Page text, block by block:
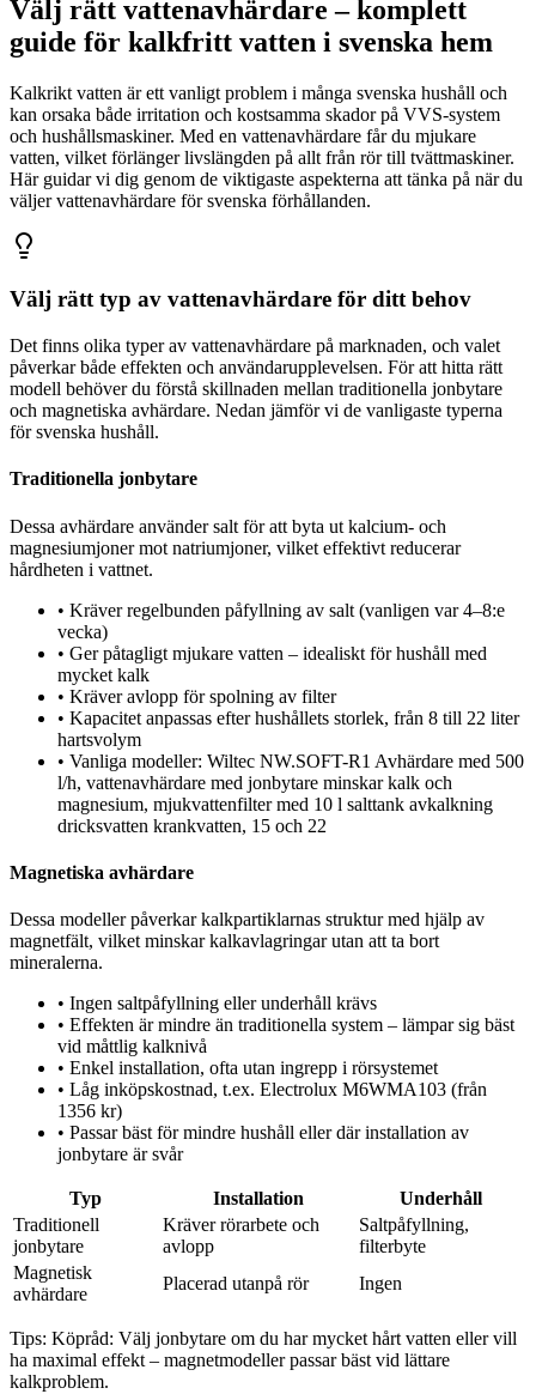
Välj rätt vattenavhärdare – komplett
guide för kalkfritt vatten i svenska hem
Kalkrikt vatten är ett vanligt problem i många svenska hushåll och
kan orsaka både irritation och kostsamma skador på VVS-system
och hushållsmaskiner. Med en vattenavhärdare får du mjukare
vatten, vilket förlänger livslängden på allt från rör till tvättmaskiner.
Här guidar vi dig genom de viktigaste aspekterna att tänka på när du
väljer vattenavhärdare för svenska förhållanden.
Välj rätt typ av vattenavhärdare för ditt behov
Det finns olika typer av vattenavhärdare på marknaden, och valet
påverkar både effekten och användarupplevelsen. För att hitta rätt
modell behöver du förstå skillnaden mellan traditionella jonbytare
och magnetiska avhärdare. Nedan jämför vi de vanligaste typerna
för svenska hushåll.
Traditionella jonbytare
Dessa avhärdare använder salt för att byta ut kalcium- och
magnesiumjoner mot natriumjoner, vilket effektivt reducerar
hårdheten i vattnet.
• Kräver regelbunden påfyllning av salt (vanligen var 4–8:e
vecka)
• Ger påtagligt mjukare vatten – idealiskt för hushåll med
mycket kalk
• Kräver avlopp för spolning av filter
• Kapacitet anpassas efter hushållets storlek, från 8 till 22 liter
hartsvolym
• Vanliga modeller: Wiltec NW.SOFT-R1 Avhärdare med 500
l/h, vattenavhärdare med jonbytare minskar kalk och
magnesium, mjukvattenfilter med 10 l salttank avkalkning
dricksvatten krankvatten, 15 och 22
Magnetiska avhärdare
Dessa modeller påverkar kalkpartiklarnas struktur med hjälp av
magnetfält, vilket minskar kalkavlagringar utan att ta bort
mineralerna.
• Ingen saltpåfyllning eller underhåll krävs
• Effekten är mindre än traditionella system – lämpar sig bäst
vid måttlig kalknivå
• Enkel installation, ofta utan ingrepp i rörsystemet
• Låg inköpskostnad, t.ex. Electrolux M6WMA103 (från
1356 kr)
• Passar bäst för mindre hushåll eller där installation av
jonbytare är svår
Typ Installation
Underhåll
Traditionell
jonbytare
Kräver rörarbete och
avlopp
Saltpåfyllning,
filterbyte
Magnetisk
avhärdare
Placerad utanpå rör Ingen
Tips: Köpråd: Välj jonbytare om du har mycket hårt vatten eller vill
ha maximal effekt – magnetmodeller passar bäst vid lättare
kalkproblem.